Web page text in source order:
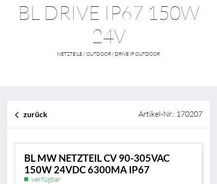
BL DRIVE IP67 150W
24V
NETZTEILE / OUTDOOR / DRIVE IP OUTDOOR
zurück Artikel-Nr.: 170207
BL MW NETZTEIL CV 90-305VAC
150W 24VDC 6300MA IP67
verfügbar